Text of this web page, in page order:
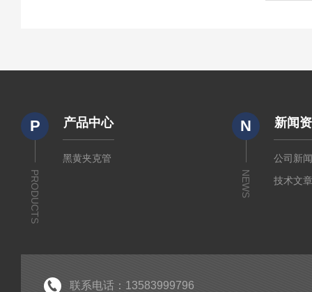
P
PRODUCTS
产品中心
黑黄夹克管
N
NEWS
新闻
公司新
技术文
联系电话：13583999796